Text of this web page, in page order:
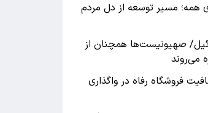
همه؛ مسیر توسعه از دل مردم
صهیونیست‌ها همچنان از
می‌روند
فروشگاه رفاه در واگذاری